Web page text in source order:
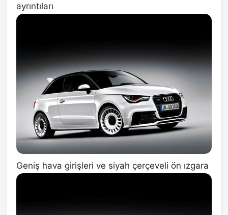
ayrıntıları
Geniş hava girişleri ve siyah çerçeveli ön ızgara